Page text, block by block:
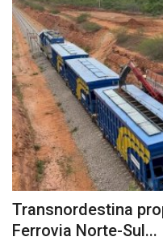
Transnordestina
Ferrovia Norte-Sul...